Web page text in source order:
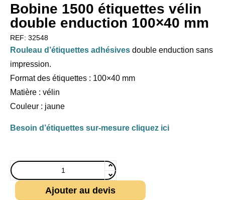
Bobine 1500 étiquettes vélin
double enduction 100×40 mm
REF: 32548
Rouleau d’étiquettes adhésives double enduction sans
impression.
Format des étiquettes : 100×40 mm
Matière : vélin
Couleur : jaune
Besoin d’étiquettes sur-mesure cliquez ici
Ajouter au devis